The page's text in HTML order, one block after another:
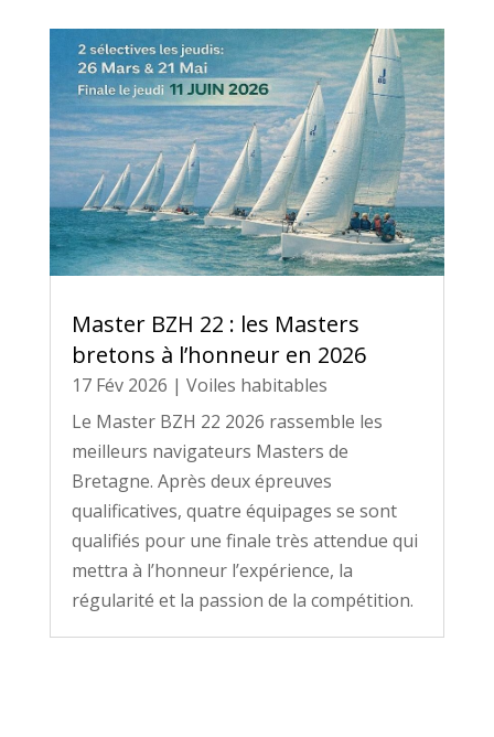
Master BZH 22 : les Masters
bretons à l’honneur en 2026
17 Fév 2026 | Voiles habitables
Le Master BZH 22 2026 rassemble les
meilleurs navigateurs Masters de
Bretagne. Après deux épreuves
qualificatives, quatre équipages se sont
qualifiés pour une finale très attendue qui
mettra à l’honneur l’expérience, la
régularité et la passion de la compétition.